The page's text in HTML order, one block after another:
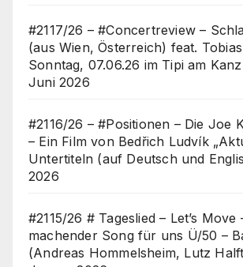
#2117/26 – #Concertreview –
(aus Wien, Österreich) feat.
Sonntag, 07.06.26 im Tipi am
Juni 2026
#2116/26 – #Positionen – Die Joe
– Ein Film von Bedřich Ludvík
Untertiteln (auf Deutsch und
2026
#2115/26 # Tageslied – Let’s
machender Song für uns Ü/50 –
(Andreas Hommelsheim, Lutz